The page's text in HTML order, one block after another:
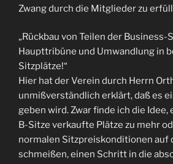
Zwang durch die Mitglieder zu
„Rückbau von Teilen der Business-
Haupttribüne und Umwandlung in
Sitzplätze!“
Hier hat der Verein durch Herrn
unmißverständlich erklärt, daß es
geben wird. Zwar finde ich die
B-Sitze verkaufte Plätze zu mehr
normalen Sitzpreiskonditionen auf
schmeißen, einen Schritt in die